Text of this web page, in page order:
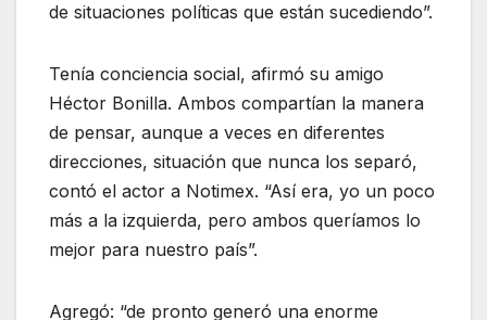
de situaciones políticas que están sucediendo .
Tenía conciencia social, afirmó su amigo
Héctor Bonilla. Ambos compartían la manera
de pensar, aunque a veces en diferentes
direcciones, situación que nunca los separó,
contó el actor a Notimex. Así era, yo un poco
más a la izquierda, pero ambos queríamos lo
mejor para nuestro país .
Agregó: de pronto generó una enorme